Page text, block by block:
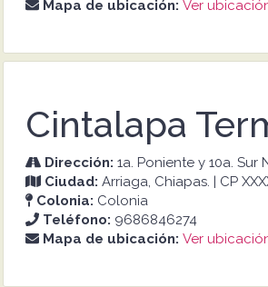
Mapa de ubicación: Ver
Cintalapa
Dirección: 1a. Poniente y 10a. Sur
Ciudad: Arriaga, Chiapas. | CP
Colonia: Colonia
Teléfono: 9686846274
Mapa de ubicación: Ver